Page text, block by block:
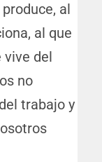
al
al que
vive del
no
trabajo y